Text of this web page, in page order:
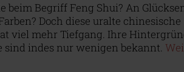
beim Begriff Feng Shui? An
Doch diese uralte chinesische
viel mehr Tiefgang. Ihre
sind indes nur wenigen bekannt.